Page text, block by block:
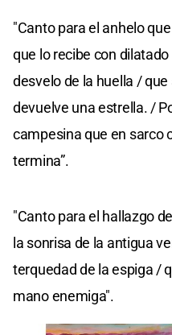
"Canto para el anhelo
que lo recibe con
desvelo de la huella /
devuelve una estrella. /
campesina que en sarco
termina”.
"Canto para el hallazgo
la sonrisa de la antigua
terquedad de la espiga /
mano enemiga".